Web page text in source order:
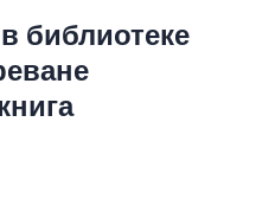
библиотеке